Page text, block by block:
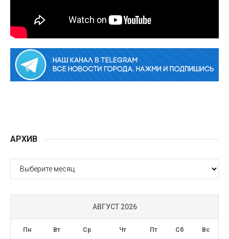
АРХИВ
АРХИВ
АВГУСТ 2026
Пн Вт Ср Чт Пт Сб Вс